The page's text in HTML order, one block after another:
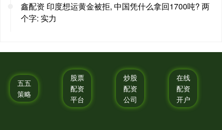
鑫配资 印度想运黄金被拒, 中国凭什么拿回1700吨? 两
个字: 实力
五五
策略
股票
配资
平台
炒股
配资
公司
在线
配资
开户